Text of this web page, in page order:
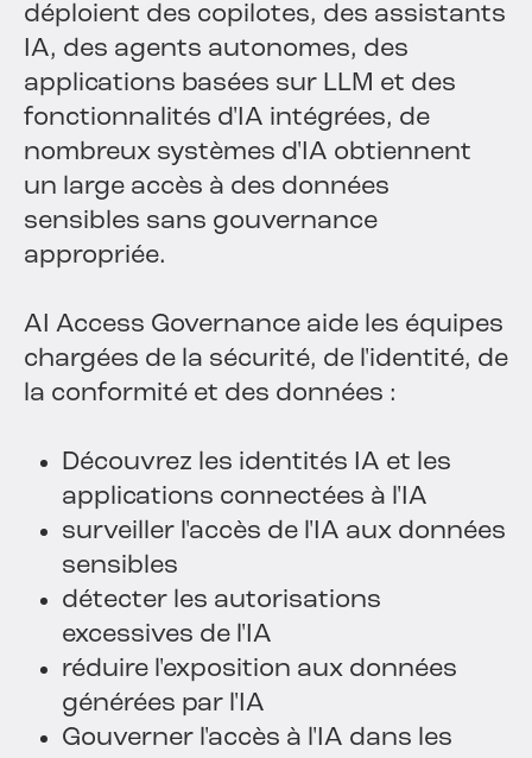
déploient des copilotes, des assistants
IA, des agents autonomes, des
applications basées sur LLM et des
fonctionnalités d'IA intégrées, de
nombreux systèmes d'IA obtiennent
un large accès à des données
sensibles sans gouvernance
appropriée.
AI Access Governance aide les équipes
chargées de la sécurité, de l'identité, de
la conformité et des données :
Découvrez les identités IA et les
applications connectées à l'IA
surveiller l'accès de l'IA aux données
sensibles
détecter les autorisations
excessives de l'IA
réduire l'exposition aux données
générées par l'IA
Gouverner l'accès à l'IA dans les